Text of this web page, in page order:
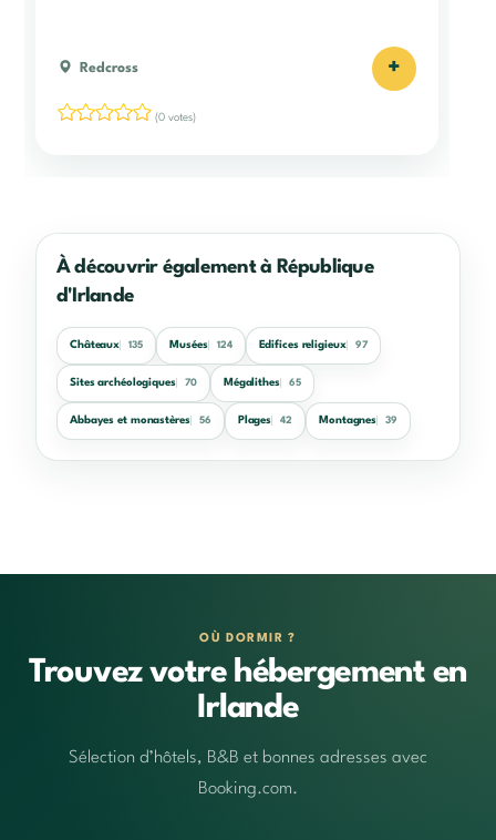
Redcross +
(0 votes)
À découvrir également à République
d'Irlande
Châteaux 135 Musées 124 Edifices religieux 97
Sites archéologiques 70 Mégalithes 65
Abbayes et monastères 56 Plages 42 Montagnes 39
OÙ DORMIR ?
Trouvez votre hébergement en
Irlande
Sélection d’hôtels, B&B et bonnes adresses avec
Booking.com.